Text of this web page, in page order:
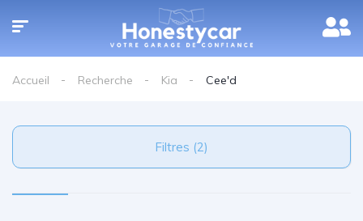
Accueil Recherche Kia Cee'd
Filtres (2)